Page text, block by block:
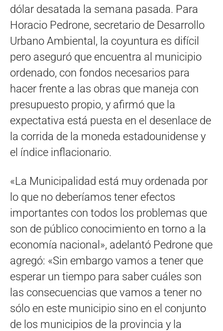
dólar desatada la semana pasada. Para
Horacio Pedrone, secretario de Desarrollo
Urbano Ambiental, la coyuntura es difícil
pero aseguró que encuentra al municipio
ordenado, con fondos necesarios para
hacer frente a las obras que maneja con
presupuesto propio, y afirmó que la
expectativa está puesta en el desenlace de
la corrida de la moneda estadounidense y
el índice inflacionario.
«La Municipalidad está muy ordenada por
lo que no deberíamos tener efectos
importantes con todos los problemas que
son de público conocimiento en torno a la
economía nacional», adelantó Pedrone que
agregó: «Sin embargo vamos a tener que
esperar un tiempo para saber cuáles son
las consecuencias que vamos a tener no
sólo en este municipio sino en el conjunto
de los municipios de la provincia y la